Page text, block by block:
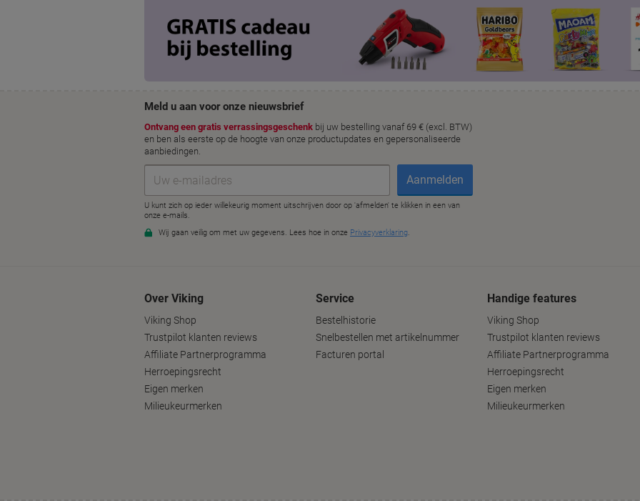
Over Viking
Viking Shop
Trustpilot klanten reviews
Affiliate Partnerprogramma
Herroepingsrecht
Eigen merken
Milieukeurmerken
Service
Bestelhistorie
Snelbestellen met artikelnummer
Facturen portal
Handige features
Viking Shop
Trustpilot klanten reviews
Affiliate Partnerprogramma
Herroepingsrecht
Eigen merken
Milieukeurmerken